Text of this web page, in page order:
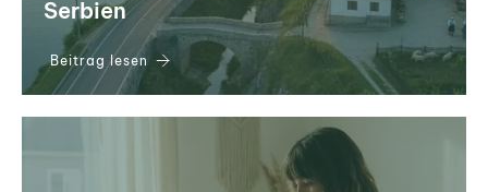
Serbien
Beitrag lesen